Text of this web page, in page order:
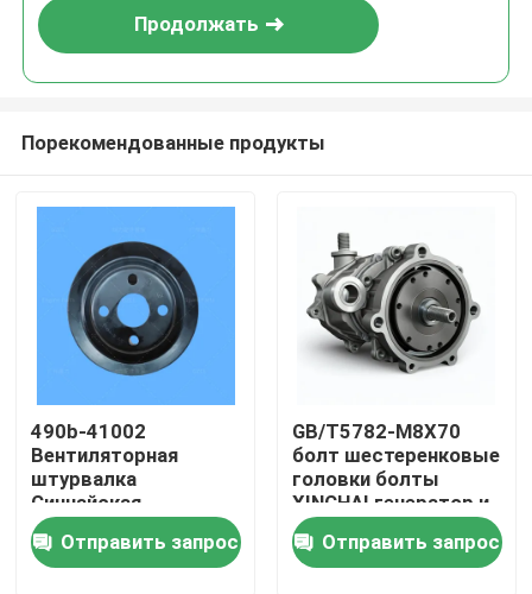
Домой
Продолжать
Порекомендованные продукты
490b-41002
Вентиляторная
штурвалка
Синчайская
штурвалка с
генератором пояса
Отправить запрос
GB/T5782-M8X70
болт шестеренковые
головки болты
XINCHAI генератор и
ремень сборки
Отправить запрос